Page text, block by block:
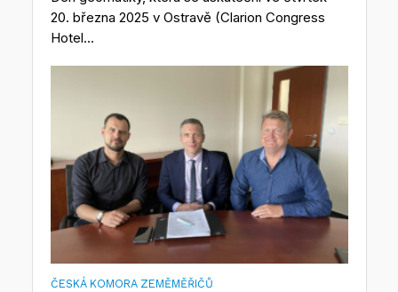
20. března 2025 v Ostravě (Clarion Congress
Hotel...
ČESKÁ KOMORA ZEMĚMĚŘIČŮ